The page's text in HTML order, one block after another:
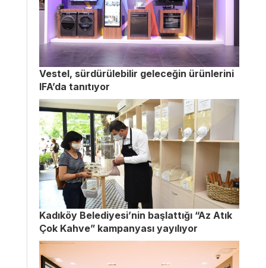
Vestel, sürdürülebilir geleceğin ürünlerini
IFA’da tanıtıyor
Kadıköy Belediyesi’nin başlattığı “Az Atık
Çok Kahve” kampanyası yayılıyor